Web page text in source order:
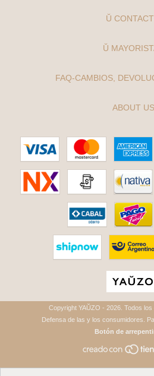
Ŭ
Ŭ
FAQ-CAMBIOS,
ABOUT US
Copyright YAŬZO - 2026. Todos
Defensa de las y los consumidores.
Botón de